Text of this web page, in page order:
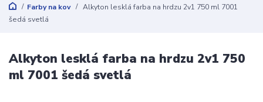
Farby na kov
Alkyton lesklá farba na hrdzu 2v1 750 ml 7001
šedá svetlá
Alkyton lesklá farba na hrdzu 2v1 750
ml 7001 šedá svetlá